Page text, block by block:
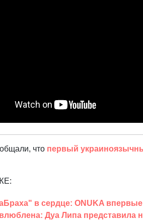
что первый
в сердце: ONUKA
Дуа Липа представила